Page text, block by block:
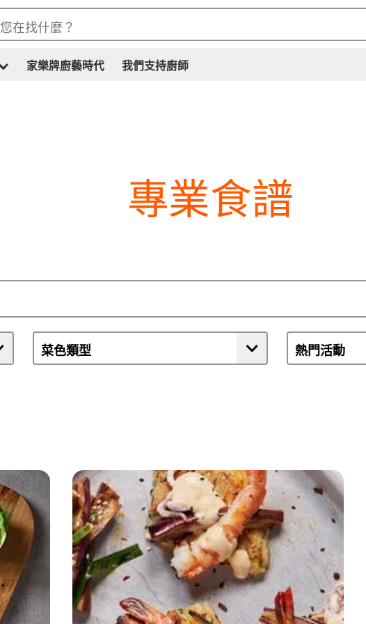
您在找什麼？
家樂牌廚藝時代 我們支持廚師
專業食譜